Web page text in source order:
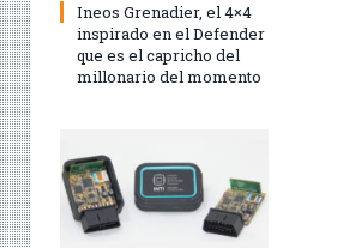
Ineos Grenadier, el 4×4
inspirado en el Defender
que es el capricho del
millonario del momento